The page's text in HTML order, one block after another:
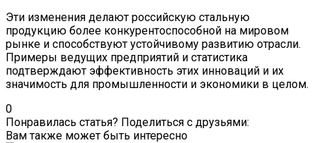
Эти изменения делают российскую стальную
продукцию более конкурентоспособной на мировом
рынке и способствуют устойчивому развитию отрасли.
Примеры ведущих предприятий и статистика
подтверждают эффективность этих инноваций и их
значимость для промышленности и экономики в целом.
0
Понравилась статья? Поделиться с друзьями:
Вам также может быть интересно